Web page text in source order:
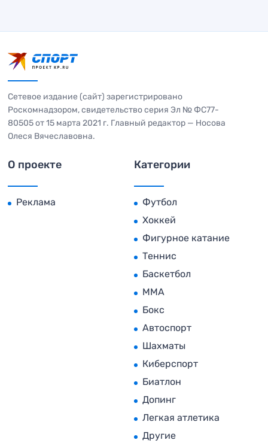
Сетевое издание (сайт) зарегистрировано
Роскомнадзором, свидетельство серия Эл № ФС77-
80505 от 15 марта 2021 г. Главный редактор — Носова
Олеся Вячеславовна.
О проекте
Реклама
Категории
Футбол
Хоккей
Фигурное катание
Теннис
Баскетбол
MMA
Бокс
Автоспорт
Шахматы
Киберспорт
Биатлон
Допинг
Легкая атлетика
Другие